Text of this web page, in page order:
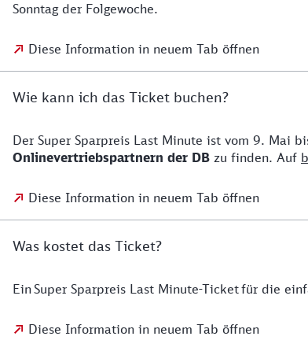
Sonntag der Folgewoche.
Diese Information in neuem Tab öffnen
Wie kann ich das Ticket buchen?
Der Super Sparpreis Last Minute ist vom 9. Mai
Onlinevertriebspartnern der DB zu finden. Auf
Diese Information in neuem Tab öffnen
Was kostet das Ticket?
Ein Super Sparpreis Last Minute-Ticket für die
Diese Information in neuem Tab öffnen